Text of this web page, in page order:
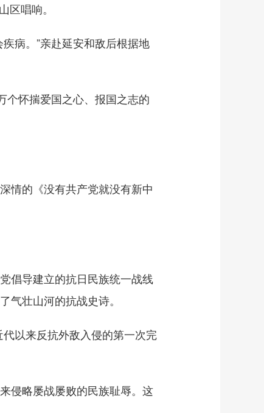
唱响。
病。”亲赴延安和敌后根据地
怀揣爱国之心、报国之志的
情的《没有共产党就没有新中
导建立的抗日民族统一战线
壮山河的抗战史诗。
以来反抗外敌入侵的第一次完
侵略屡战屡败的民族耻辱。这